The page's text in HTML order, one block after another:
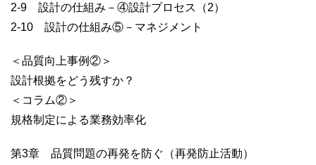
2-9 設計の仕組み－④設計プロセス（2）
2-10 設計の仕組み⑤－マネジメント
＜品質向上事例②＞
設計根拠をどう残すか？
＜コラム②＞
規格制定による業務効率化
第3章 品質問題の再発を防ぐ（再発防止活動）